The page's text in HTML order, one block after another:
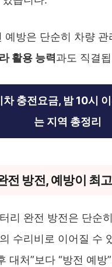
예방은 단순히 차량 관
활용 능력 과도 직결
충전요금, 밤 10시
는 지역 총정리
전 방전, 예방이 최
리 완전 방전은 단순
수리비로 이어질 수
대처”보다 “방전 예방